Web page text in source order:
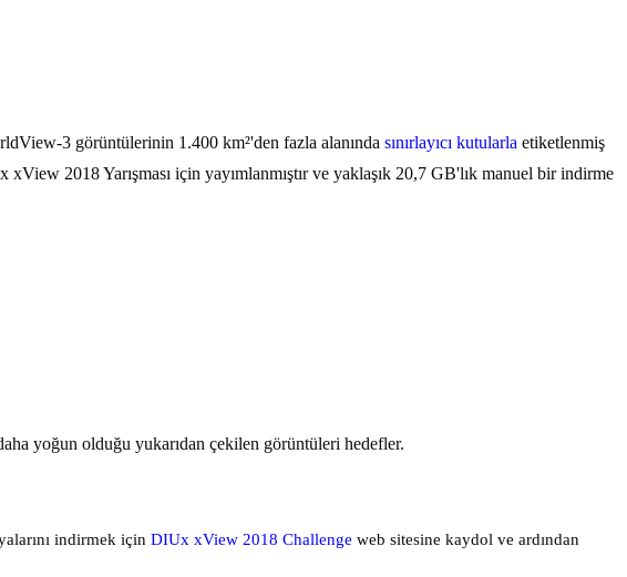
3 görüntülerinin 1.400 km²'den fazla alanında sınırlayıcı kutularla etiketlenmiş
2018 Yarışması için yayımlanmıştır ve yaklaşık 20,7 GB'lık manuel bir indirme
yoğun olduğu yukarıdan çekilen görüntüleri hedefler.
indirmek için DIUx xView 2018 Challenge web sitesine kaydol ve ardından